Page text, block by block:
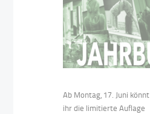
Ab Montag, 17. Juni könnt
ihr die limitierte Auflage